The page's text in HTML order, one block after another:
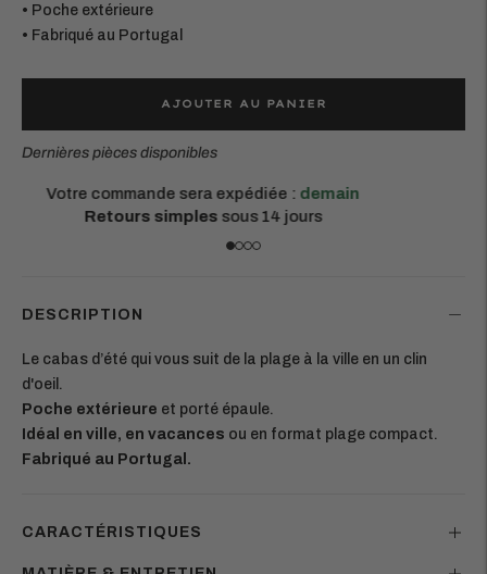
• Poche extérieure
• Fabriqué au Portugal
AJOUTER AU PANIER
Dernières pièces disponibles
Votre commande sera expédiée :demain
Retours simplessous 14 jours
DESCRIPTION
Le cabas d’été qui vous suit de la plage à la ville en un clin
d'oeil.
Poche extérieure et porté épaule.
Idéal en ville, en vacances ou en format plage compact.
Fabriqué au Portugal.
CARACTÉRISTIQUES